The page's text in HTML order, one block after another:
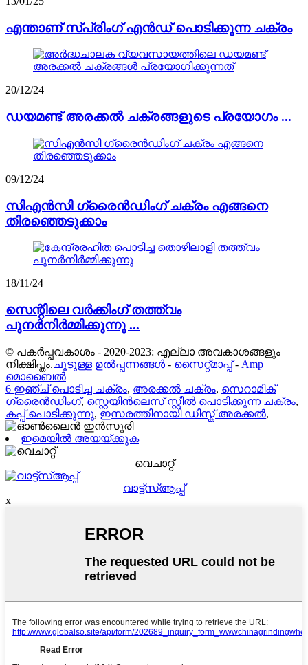
എന്താണ് സ്പ്രിംഗ് എൻഡ് പൊടിക്കുന്ന ചക്രം
20/12/24
ഡയമണ്ട് അരക്കൽ ചക്രങ്ങളുടെ പ്രയോഗം ...
09/12/24
സിഎൻസി ഗ്രൈൻഡിംഗ് ചക്രം എങ്ങനെ
തിരഞ്ഞെടുക്കാം
18/11/24
സെന്റിലെ വർക്കിംഗ് തത്ത്വം
പുനർനിർമ്മിക്കുന്നു ...
© പകർപ്പവകാശം - 2020-2023: എല്ലാ അവകാശങ്ങളും
നിക്ഷിപ്തം. ചൂടുള്ള ഉൽപ്പന്നങ്ങൾ - സൈറ്റ്മാപ്പ്- Amp
മൊബൈൽ
6 ഇഞ്ച് പൊടിച്ച ചക്രം, അരക്കൽ ചക്രം, സെറാമിക്
ഗ്രൈൻഡിംഗ്, സ്റ്റെയിൻലെസ് സ്റ്റീൽ പൊടിക്കുന്ന ചക്രം,
കപ്പ് പൊടിക്കുന്നു, ഇസരത്തിനായി ഡിസ്ക് അരക്കൽ,
ഇമെയിൽ അയയ്ക്കുക
വെചാറ്റ്
വാട്ട്സ്ആപ്പ്
x